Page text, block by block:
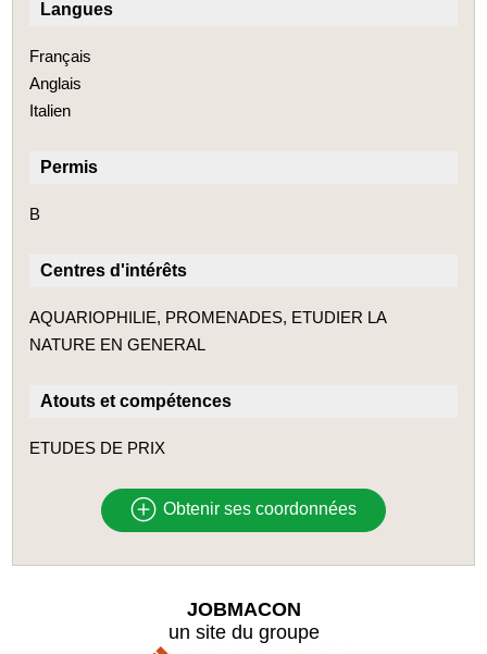
Langues
Français
Anglais
Italien
Permis
B
Centres d'intérêts
AQUARIOPHILIE, PROMENADES, ETUDIER LA
NATURE EN GENERAL
Atouts et compétences
ETUDES DE PRIX
Obtenir ses coordonnées
JOBMACON
un site du groupe